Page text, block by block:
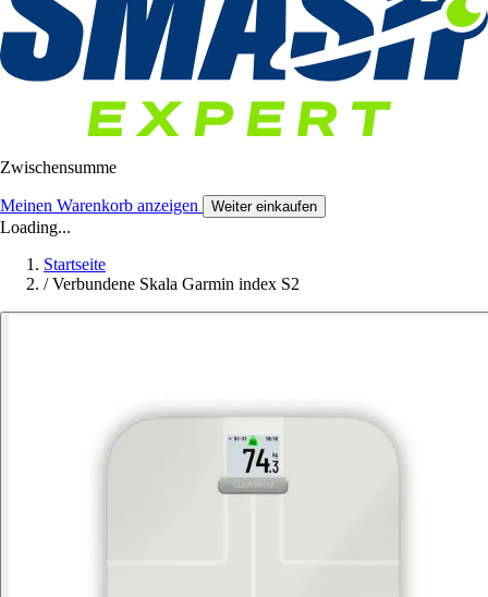
Zwischensumme
Meinen Warenkorb anzeigen Weiter einkaufen
Loading...
Startseite
/ Verbundene Skala Garmin index S2